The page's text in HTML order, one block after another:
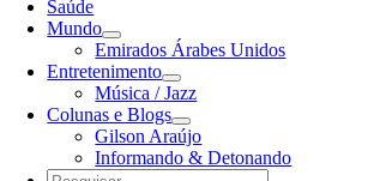
Saúde
Mundo
Emirados Árabes Unidos
Entretenimento
Música / Jazz
Colunas e Blogs
Gilson Araújo
Informando & Detonando